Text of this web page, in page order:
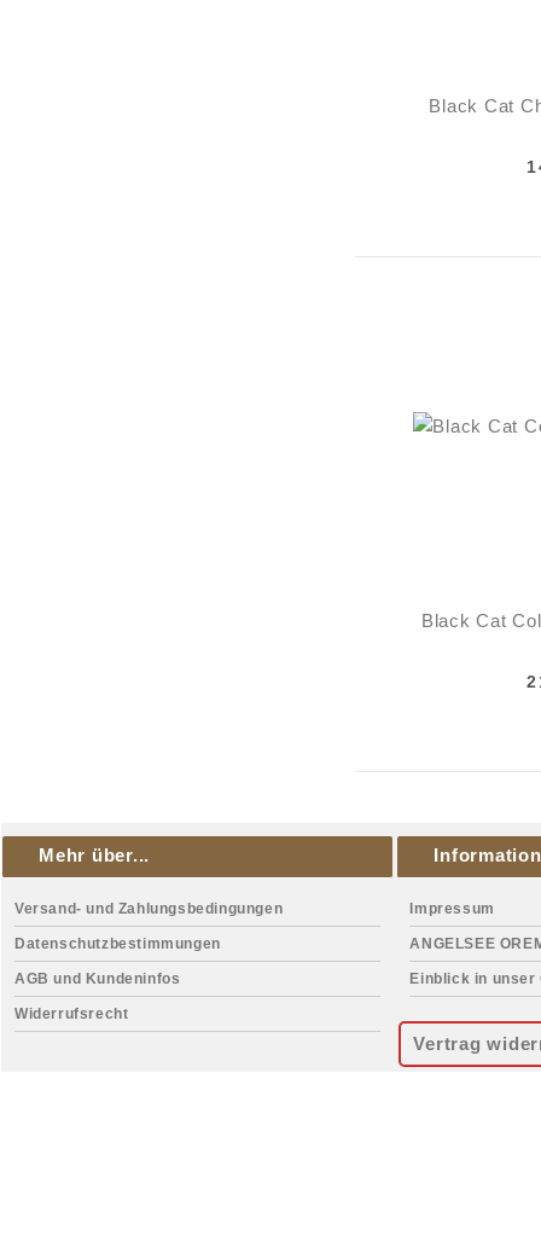
Black Cat
Black Cat
Mehr über...
Versand- und Zahlungsbedingungen
Datenschutzbestimmungen
AGB und Kundeninfos
Widerrufsrecht
Impressum
ANGELSEE
Einblick in unser
Vertrag